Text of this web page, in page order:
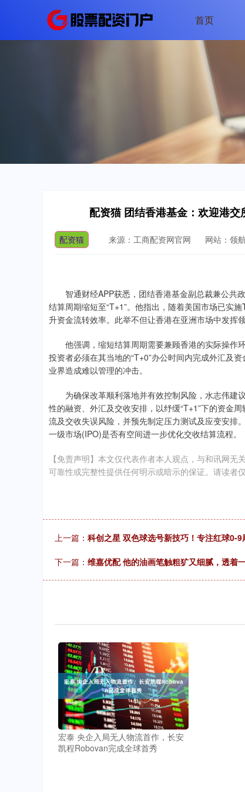
首页
配资猫 团结香港基金：欢迎港
配资猫 来源：工商配资网官网 网站：领
智通财经APP获悉，团结香港基金副总裁兼公共
结算周期缩短至“T+1”。他指出，随着美国市场已实
升资金流转效率。此举不但让香港在亚洲市场中发挥
他强调，缩短结算周期需要兼顾香港的实际操作
投资者必须在其当地的“T+0”办公时间内完成外汇及
业界造成难以管理的冲击。
为确保改革顺利落地并有效控制风险，水志伟建
性的融资、外汇及交收安排，以纾缓“T+1”下的资金
流及交收失误风险，并预先制定压力测试及应变安排
一级市场(IPO)是否有空间进一步优化交收结算流程。
【免责声明】本文仅代表作者本人观点，与和讯网无
可靠性或完整性提供任何明示或暗示的保证。请读者
上一篇： 科创之星 双色球选号新技巧！专注红球0-9
下一篇： 维嘉优配 他的油画笔触粗犷又细腻，透着
宏泰 央企入局无人物流首作，长安
凯程Robovan完成全球首秀